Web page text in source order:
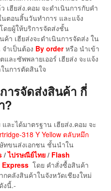
เฮียส่ง.คอม จะดำเนินการกับคำ
ตอนสิ้นวันทำการ และแจ้ง
ดยผู้ให้บริการจัดส่งชั้น
า เฮียส่งจะดำเนินการจัดส่ง ใน
ำเป็นต้อง By orderหรือ นำเข้า
และซัพพลายเออร์ เฮียส่ง จะแจ้ง
นการตัดสินใจ
ารจัดส่งสินค้า กี่
?
ละได้มาตรฐาน เฮียส่ง.คอม จะ
318 Y Yellow ตลับหมึก
ทขนส่งเอกชน ชั้นนำใน
/ไปรษณีย์ไทย/ Flash
Expressโดย คำสั่งซื้อสินค้า
คลังสินค้าในจังหวัดเชียงใหม่
งนี้.-